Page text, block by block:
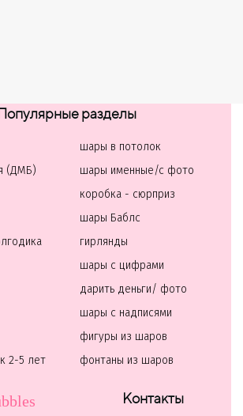
разделы
(ДМБ)
2-5 лет
шары в потолок
шары именные/с фото
коробка - сюрприз
шары Баблс
гирлянды
шары с цифрами
дарить деньги/ фото
шары с надписями
фигуры из шаров
фонтаны из шаров
Контакты